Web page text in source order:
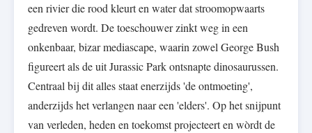
een rivier die rood kleurt en water dat stroomopwaarts
gedreven wordt. De toeschouwer zinkt weg in een
onkenbaar, bizar mediascape, waarin zowel George Bush
figureert als de uit Jurassic Park ontsnapte dinosaurussen.
Centraal bij dit alles staat enerzijds 'de ontmoeting',
anderzijds het verlangen naar een 'elders'. Op het snijpunt
van verleden, heden en toekomst projecteert en wòrdt de